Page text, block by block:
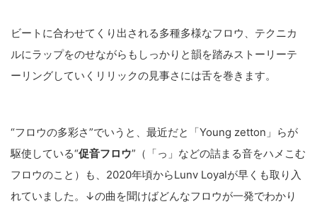
ビートに合わせてくり出される多種多様なフロウ、テクニカ
ルにラップをのせながらもしっかりと韻を踏みストーリーテ
ーリングしていくリリックの見事さには舌を巻きます。
“フロウの多彩さ”でいうと、最近だと「Young zetton」らが
駆使している“促音フロウ”（「っ」などの詰まる音をハメこむ
フロウのこと）も、2020年頃からLunv Loyalが早くも取り入
れていました。↓の曲を聞けばどんなフロウが一発でわかり